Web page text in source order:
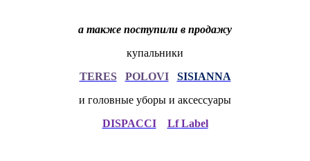
а также поступили в продажу
купальники
TERES
POLOVI
SISIANNA
и головные уборы и аксессуары
DISPACCI
Lf Label